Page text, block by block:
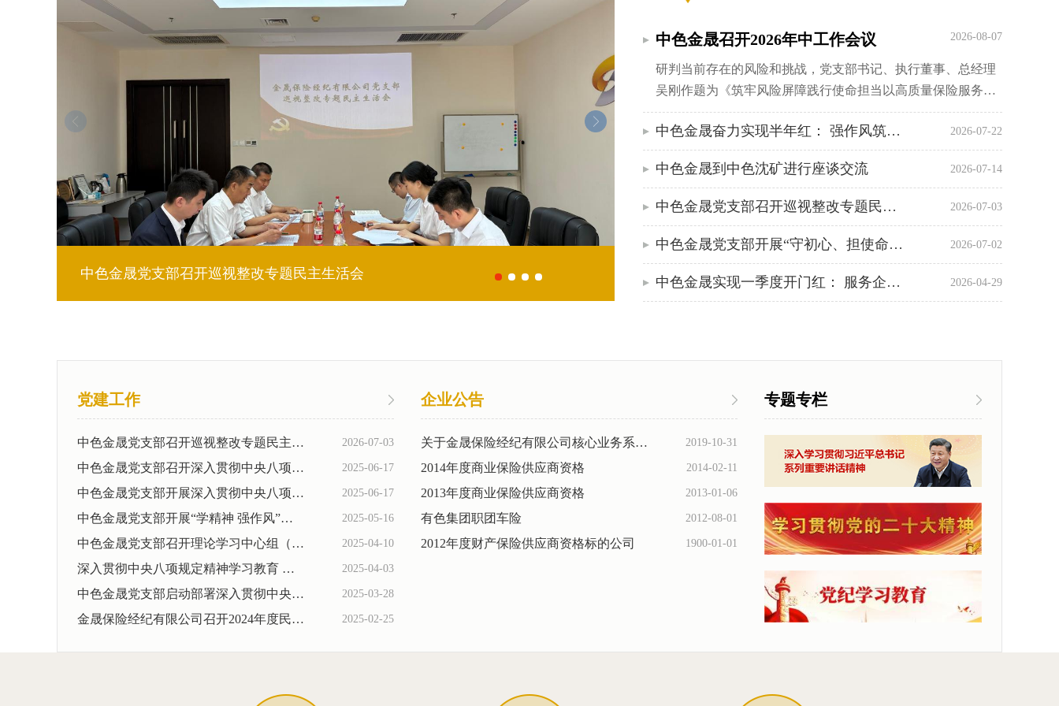
中色金晟党支部开展“守初心、担使命”迎“七一” 系列活动 中色金晟党支部开展“传承抗战精神 践行正确政绩观”主题党日活
中色金晟召开2026年中工作会议 2026-08-07
研判当前存在的风险和挑战，党支部书记、执行董事、总经理
吴刚作题为《筑牢风险屏障践行使命担当以高质量保险服务护
航集团高质量发展》的工作报告。
中色金晟奋力实现半年红： 强作风筑牢风险... 2026-07-22
中色金晟到中色沈矿进行座谈交流 2026-07-14
中色金晟党支部召开巡视整改专题民主生活会 2026-07-03
中色金晟党支部开展“守初心、担使命”迎“... 2026-07-02
中色金晟实现一季度开门红： 服务企业显担当... 2026-04-29
党建工作
中色金晟党支部召开巡视整改专题民主生活会 2026-07-03
中色金晟党支部召开深入贯彻中央八项规定精神学习教育警示教育会 2025-06-17
中色金晟党支部开展深入贯彻中央八项规定精神学习教育专题党课 2025-06-17
中色金晟党支部开展“学精神 强作风”主题党日活动 2025-05-16
中色金晟党支部召开理论学习中心组（扩大）会议 暨学习教育第二期... 2025-04-10
深入贯彻中央八项规定精神学习教育 锻造优良作风 凝聚奋进力量 2025-04-03
中色金晟党支部启动部署深入贯彻中央八项规定精神学习教育工作 2025-03-28
金晟保险经纪有限公司召开2024年度民主生活会 2025-02-25
企业公告
关于金晟保险经纪有限公司核心业务系统招标公告 2019-10-31
2014年度商业保险供应商资格 2014-02-11
2013年度商业保险供应商资格 2013-01-06
有色集团职团车险 2012-08-01
2012年度财产保险供应商资格标的公司 1900-01-01
专题专栏